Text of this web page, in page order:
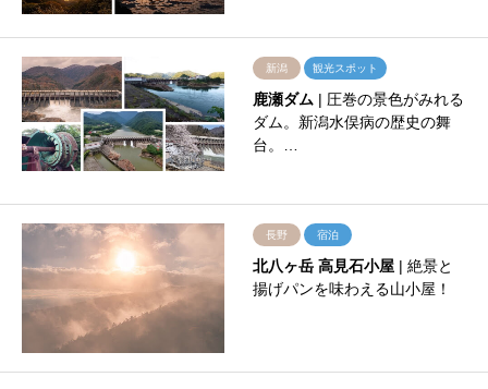
新潟 観光スポット
鹿瀬ダム | 圧巻の景色がみれる
ダム。新潟水俣病の歴史の舞
台。…
長野 宿泊
北八ヶ岳 高見石小屋| 絶景と
揚げパンを味わえる山小屋！